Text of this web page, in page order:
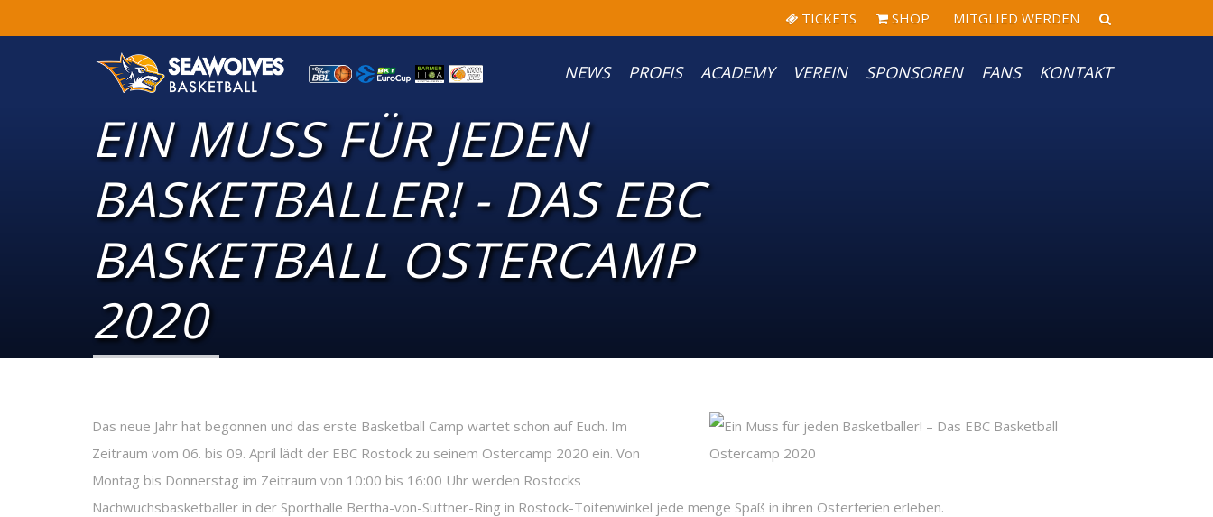
TICKETS SHOP MITGLIED WERDEN
NEWS PROFIS ACADEMY VEREIN SPONSOREN FANS KONTAKT
EIN MUSS FÜR JEDEN
BASKETBALLER! - DAS EBC
BASKETBALL OSTERCAMP
2020
Das neue Jahr hat begonnen und das erste Basketball Camp wartet schon auf Euch. Im
Zeitraum vom 06. bis 09. April lädt der EBC Rostock zu seinem Ostercamp 2020 ein. Von
Montag bis Donnerstag im Zeitraum von 10:00 bis 16:00 Uhr werden Rostocks
Nachwuchsbasketballer in der Sporthalle Bertha-von-Suttner-Ring in Rostock-Toitenwinkel jede menge Spaß in ihren Osterferien erleben.